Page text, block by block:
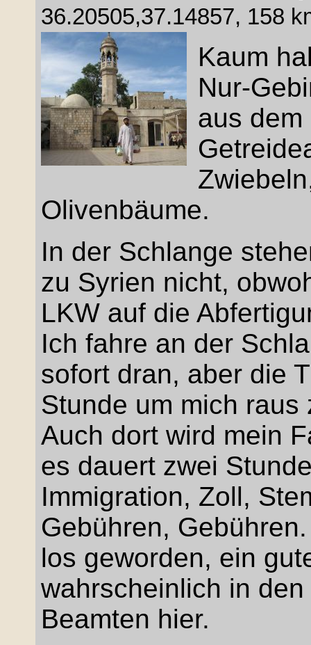
36.20505,37.14857, 158
Kaum
Nur-
aus
Olivenbäume.
In der Schlange
zu Syrien nicht,
LKW auf die
Ich fahre an der
sofort dran, aber die
Stunde um mich
Auch dort wird mein
es dauert zwei
Immigration, Zoll,
Gebühren,
los geworden, ein
wahrscheinlich in
Beamten hier.